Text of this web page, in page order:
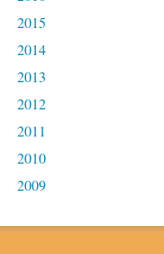
2015
2014
2013
2012
2011
2010
2009